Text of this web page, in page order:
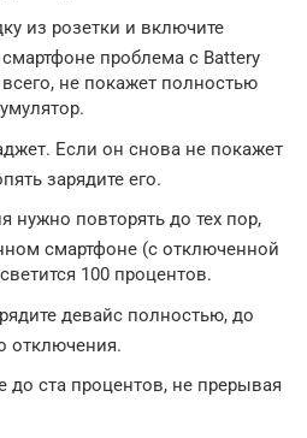
из розетки и включите
проблема с Battery
не покажет полностью
Если он снова не покажет
зарядите его.
нужно повторять до тех пор,
смартфоне (с отключенной
100 процентов.
девайс полностью, до
отключения.
до ста процентов, не прерывая